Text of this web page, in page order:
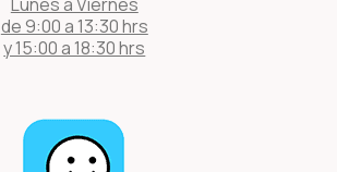
de 9:00 a 13:30 hrs
y 15:00 a 18:30 hrs